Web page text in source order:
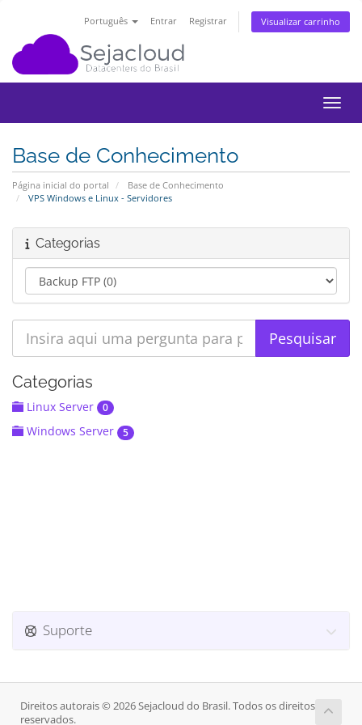
Português Entrar Registrar Visualizar carrinho
Base de Conhecimento
Página inicial do portal
Base de Conhecimento
VPS Windows e Linux - Servidores
Categorias
Categorias
Linux Server 0
Windows Server 5
Suporte
Direitos autorais © 2026 Sejacloud do Brasil. Todos os direitos
reservados.